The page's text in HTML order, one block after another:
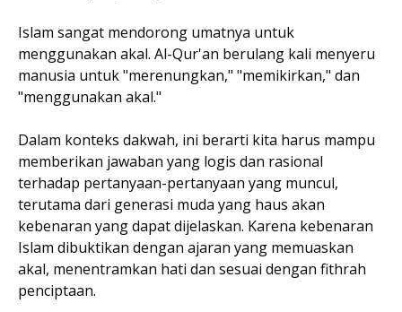
Islam sangat mendorong umatnya untuk
menggunakan akal. Al-Qur'an berulang kali menyeru
manusia untuk "merenungkan," "memikirkan," dan
"menggunakan akal."
Dalam konteks dakwah, ini berarti kita harus mampu
memberikan jawaban yang logis dan rasional
terhadap pertanyaan-pertanyaan yang muncul,
terutama dari generasi muda yang haus akan
kebenaran yang dapat dijelaskan. Karena kebenaran
Islam dibuktikan dengan ajaran yang memuaskan
akal, menentramkan hati dan sesuai dengan fithrah
penciptaan.